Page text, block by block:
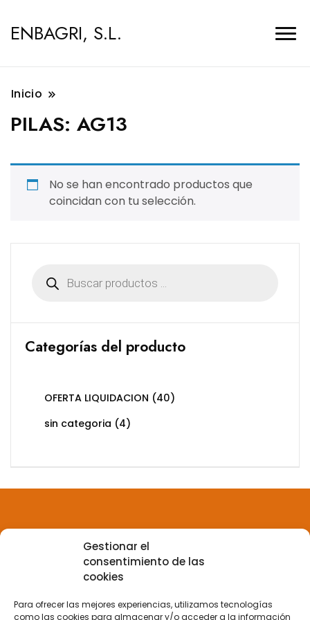
Gestionar el
consentimiento de las
cookies
Para ofrecer las mejores experiencias, utilizamos tecnologías
como las cookies para almacenar y/o acceder a la información
ENBAGRI, S.L.
Inicio
PILAS: AG13
No se han encontrado productos que
coincidan con tu selección.
productos
Categorías del producto
OFERTA LIQUIDACION (40)
sin categoria (4)
Política de privacidad